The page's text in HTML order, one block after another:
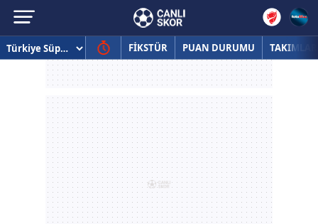
FİKSTÜR PUAN DURUMU TAKIMLAR